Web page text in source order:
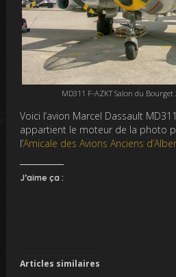
MD311 F-AZKT Salon du
Voici l’avion Marcel Dassault
appartient le moteur de la photo
l’Amicale des Avions Anciens
J’aime ça :
Articles similaires